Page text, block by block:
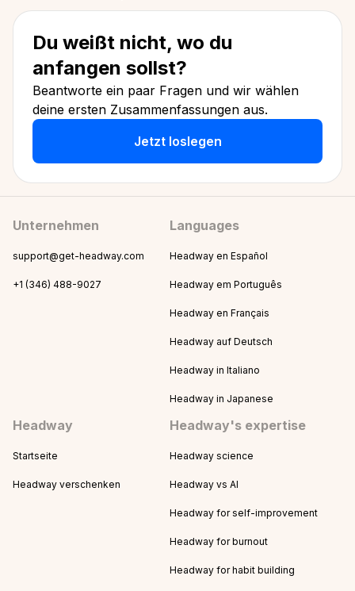
Du weißt nicht, wo du
anfangen sollst?
Beantworte ein paar Fragen und wir wählen
deine ersten Zusammenfassungen aus.
Jetzt loslegen
Headway
Startseite
Headway verschenken
Headway's expertise
Headway science
Headway vs AI
Headway for self-improvement
Headway for burnout
Headway for habit building
Unternehmen
support@get-headway.com
+1 (346) 488-9027
Languages
Headway en Español
Headway em Português
Headway en Français
Headway auf Deutsch
Headway in Italiano
Headway in Japanese